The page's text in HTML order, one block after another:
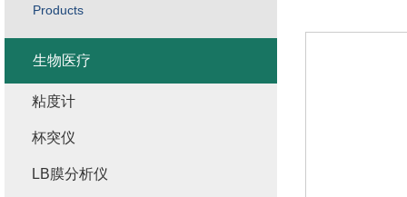
Products
生物医疗
粘度计
杯突仪
LB膜分析仪